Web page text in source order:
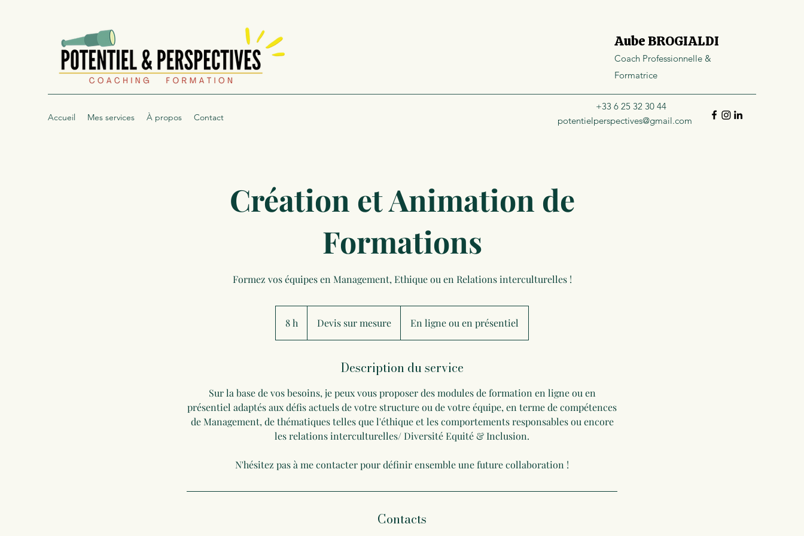
Aube BROGIALDI
Coach Professionnelle &
Formatrice
Accueil Mes services À propos Contact
+33 6 25 32 30 44
potentielperspectives@gmail.com
Création et Animation de
Formations
8 h
h
mesure
Devis sur mesure En ligne ou en présentiel
Description du service
Sur la base de vos besoins, je peux vous proposer des modules de formation en ligne ou en
présentiel adaptés aux défis actuels de votre structure ou de votre équipe, en terme de compétences
de Management, de thématiques telles que l'éthique et les comportements responsables ou encore
les relations interculturelles/ Diversité Equité & Inclusion.
N'hésitez pas à me contacter pour définir ensemble une future collaboration !
Contacts